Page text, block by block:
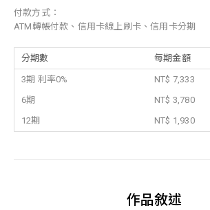
付款方式：
ATM轉帳付款、信用卡線上刷卡、信用卡分期
分期數 每期金額
3期 利率0%
NT$ 7,333
6期
NT$ 3,780
12期
NT$ 1,930
作品敘述